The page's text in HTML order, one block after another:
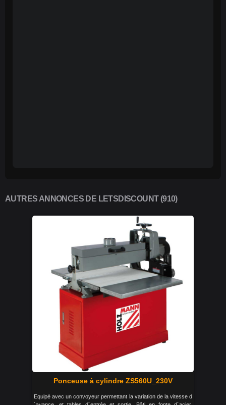
AUTRES ANNONCES DE LETSDISCOUNT (910)
Ponceuse à cylindre ZS560U_230V
Equipé avec un convoyeur permettant la variation de la vitesse d